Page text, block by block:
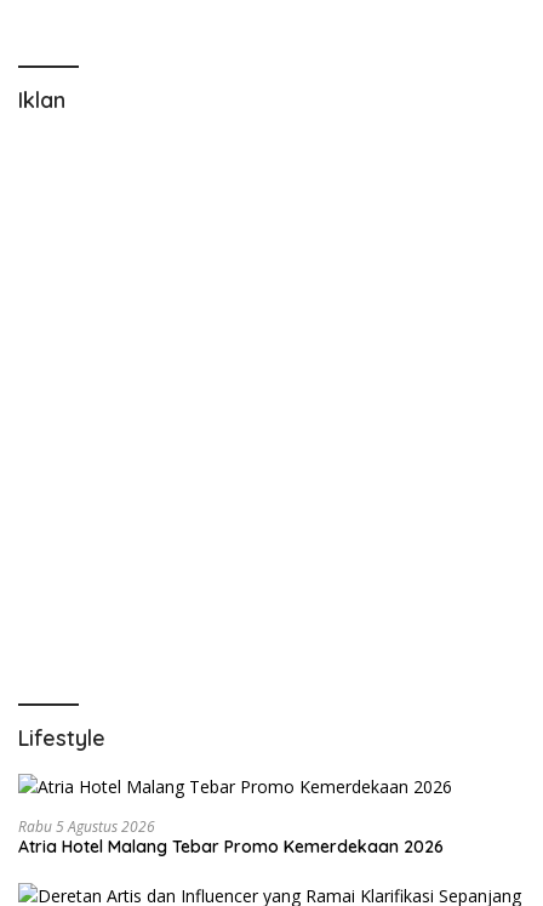
Iklan
Lifestyle
Rabu 5 Agustus 2026
Atria Hotel Malang Tebar Promo Kemerdekaan 2026